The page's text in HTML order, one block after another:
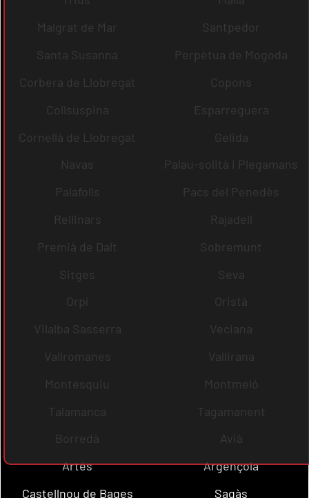
Malgrat de Mar
Santpedor
Santa Susanna
Perpètua de Mogoda
Corbera de Llobregat
Copons
Collsuspina
Esparreguera
Cornellà de Llobregat
Gelida
Navas
Palau-solità i Plegamans
Palafolls
Pacs del Penedès
Rellinars
Rajadell
Premià de Dalt
Sobremunt
Sitges
Seva
Orpí
Oristà
Vilalba Sasserra
Veciana
Vallromanes
Vallirana
Montesquiu
Montmeló
Talamanca
Tagamanent
Borredà
Avià
Artés
Argençola
Castellnou de Bages
Sagàs